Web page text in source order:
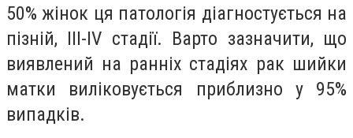
50% жінок ця патологія діагностується на
пізній, ІІІ-IV стадії. Варто зазначити, що
виявлений на ранніх стадіях рак шийки
матки виліковується приблизно у 95%
випадків.